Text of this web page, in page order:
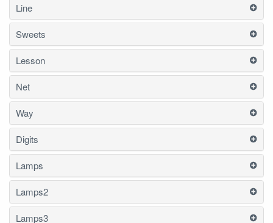
Line
Sweets
Lesson
Net
Way
Digits
Lamps
Lamps2
Lamps3